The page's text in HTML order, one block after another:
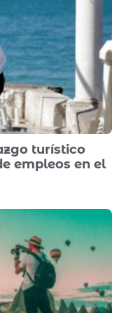
turístico
empleos en el